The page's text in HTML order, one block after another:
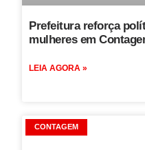
Prefeitura reforça
mulheres em
LEIA AGORA »
CONTAGEM